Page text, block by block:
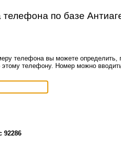
по базе
телефона вы можете определить,
этому телефону. Номер можно
92286